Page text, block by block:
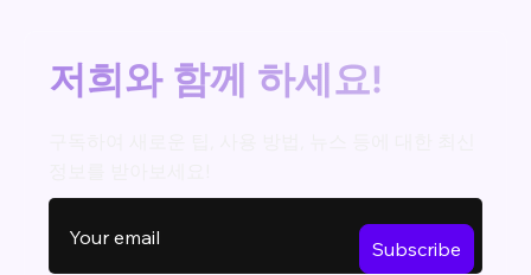
저희와 함께 하세요!